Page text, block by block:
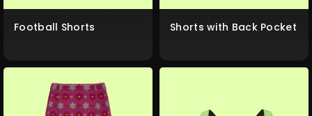
Football Shorts Shorts with Back Pocket